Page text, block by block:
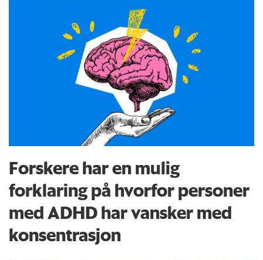
Forskere har en mulig
forklaring på hvorfor personer
med ADHD har vansker med
konsentrasjon